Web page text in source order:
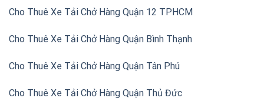
Cho Thuê Xe Tải Chở Hàng Quận 12 TPHCM
Cho Thuê Xe Tải Chở Hàng Quận Bình Thạnh
Cho Thuê Xe Tải Chở Hàng Quận Tân Phú
Cho Thuê Xe Tải Chở Hàng Quận Thủ Đức